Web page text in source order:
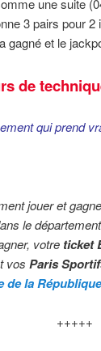
une suite
3 pairs pour 2
gagné et le
de
qui prend
jouer et
le
votre ticket
vos Paris
de la
+++++